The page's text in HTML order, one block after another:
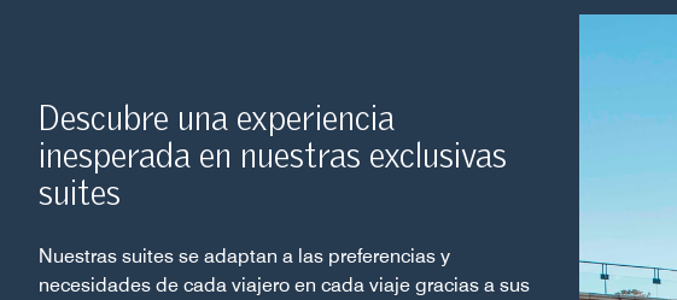
Descubre una experiencia
inesperada en nuestras exclusivas
suites
Nuestras suites se adaptan a las preferencias y
necesidades de cada viajero en cada viaje gracias a sus